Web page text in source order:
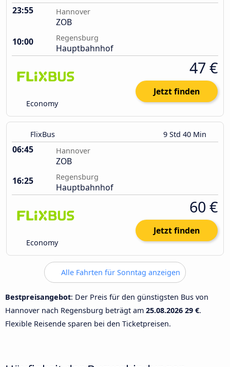
23:55 Hannover
ZOB
10:00
Regensburg
Hauptbahnhof
Economy
47 €
Jetzt finden
FlixBus 9 Std 40 Min
06:45 Hannover
ZOB
16:25
Regensburg
Hauptbahnhof
Economy
60 €
Jetzt finden
Alle Fahrten für Sonntag anzeigen
Bestpreisangebot: Der Preis für den günstigsten Bus von
Hannover nach Regensburg beträgt am 25.08.2026 29 €.
Flexible Reisende sparen bei den Ticketpreisen.